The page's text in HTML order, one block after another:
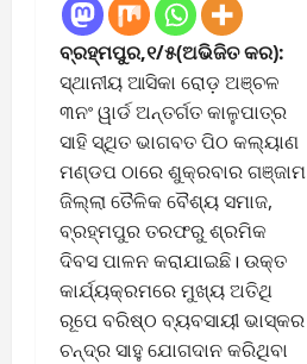
ବ୍ରହ୍ମପୁର,୧/୫(ଅଭିଜିତ କର):
ସ୍ଥାନୀୟ ଆସିକା ରୋଡ଼ ଅଞ୍ଚଳ
୩ନଂ ୱାର୍ଡ ଅନ୍ତର୍ଗତ କାଳୁପାତ୍ର
ସାହି ସ୍ଥିତ ଭାଗବତ ପିଠ କଲ୍ୟାଣ
ମଣ୍ଡପ ଠାରେ ଶୁକ୍ରବାର ଗଞ୍ଜାମ
ଜିଲ୍ଲା ତୈଳିକ ବୈଶ୍ୟ ସମାଜ,
ବ୍ରହ୍ମପୁର ତରଫରୁ ଶ୍ରମିକ
ଦିବସ ପାଳନ କରାଯାଇଛି। ଉକ୍ତ
କାର୍ଯ୍ୟକ୍ରମରେ ମୁଖ୍ୟ ଅତିଥି
ରୂପେ ବରିଷ୍ଠ ବ୍ୟବସାୟୀ ଭାସ୍କର
ଚନ୍ଦ୍ର ସାହୁ ଯୋଗଦାନ କରିଥିବା